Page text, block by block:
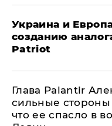
Украина и
созданию
Patriot
Глава Palantir
сильные
что ее спасло в